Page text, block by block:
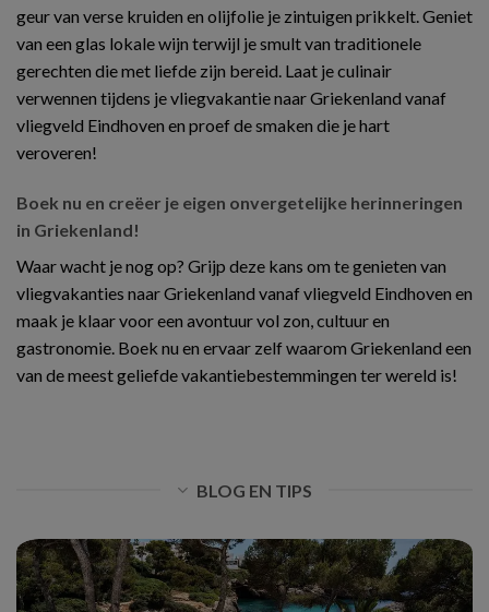
geur van verse kruiden en olijfolie je zintuigen prikkelt. Geniet
van een glas lokale wijn terwijl je smult van traditionele
gerechten die met liefde zijn bereid. Laat je culinair
verwennen tijdens je vliegvakantie naar Griekenland vanaf
vliegveld Eindhoven en proef de smaken die je hart
veroveren!
Boek nu en creëer je eigen onvergetelijke herinneringen
in Griekenland!
Waar wacht je nog op? Grijp deze kans om te genieten van
vliegvakanties naar Griekenland vanaf vliegveld Eindhoven en
maak je klaar voor een avontuur vol zon, cultuur en
gastronomie. Boek nu en ervaar zelf waarom Griekenland een
van de meest geliefde vakantiebestemmingen ter wereld is!
BLOG EN TIPS